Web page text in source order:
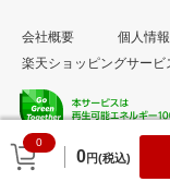
0
0円(税込)
会社概要
個人情
楽天ショッピングサービ
© Rakuten Group, Inc.